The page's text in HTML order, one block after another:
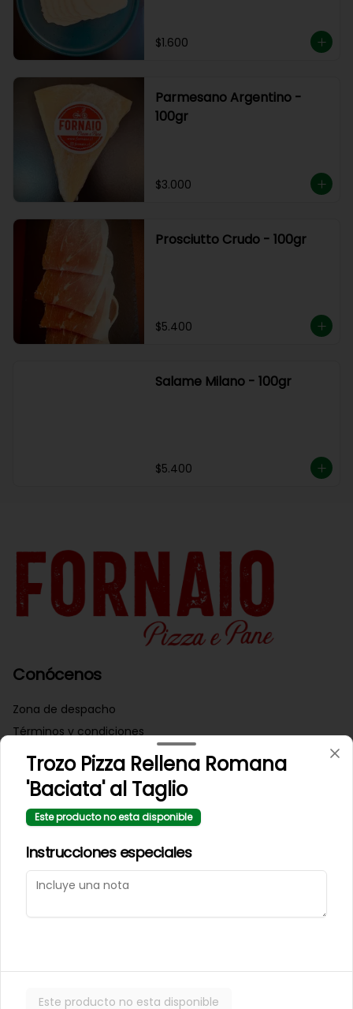
$1.600
Parmesano Argentino -
100gr
$3.000
Prosciutto Crudo - 100gr
$5.400
Salame Milano - 100gr
$5.400
Conócenos
Zona de despacho
Términos y condiciones
Política de privacidad
Redes sociales
Instagram
Mi cuenta
Iniciar sesión
Trozo Pizza Rellena Romana
'Baciata' al Taglio
Este producto no esta disponible
Instrucciones especiales
Este producto no esta disponible